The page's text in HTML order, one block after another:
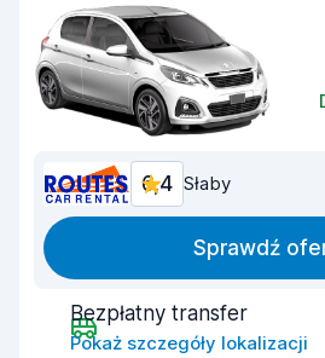
6,4 Słaby
Sprawdź
Bezpłatny transfer
Pokaż szczegóły lokalizacji